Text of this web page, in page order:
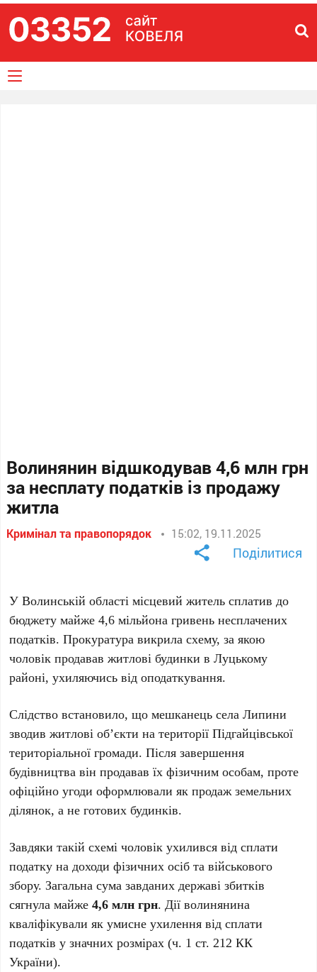
Волинянин відшкодував 4,6 млн грн
за несплату податків із продажу
житла
Кримінал та правопорядок 15:02, 19.11.2025
Поділитися
У Волинській області місцевий житель сплатив до
бюджету майже 4,6 мільйона гривень несплачених
податків. Прокуратура викрила схему, за якою
чоловік продавав житлові будинки в Луцькому
районі, ухиляючись від оподаткування.
Слідство встановило, що мешканець села Липини
зводив житлові об’єкти на території Підгайцівської
територіальної громади. Після завершення
будівництва він продавав їх фізичним особам, проте
офіційно угоди оформлювали як продаж земельних
ділянок, а не готових будинків.
Завдяки такій схемі чоловік ухилився від сплати
податку на доходи фізичних осіб та військового
збору. Загальна сума завданих державі збитків
сягнула майже4,6 млн грн. Дії волинянина
кваліфікували як умисне ухилення від сплати
податків у значних розмірах (ч. 1 ст. 212 КК
України).